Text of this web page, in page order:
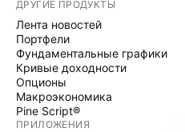
ДРУГИЕ ПРОДУКТЫ
Лента новостей
Портфели
Фундаментальные графики
Кривые доходности
Опционы
Макроэкономика
Pine Script®
ПРИЛОЖЕНИЯ